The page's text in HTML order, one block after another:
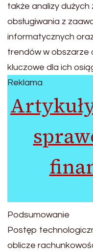
także analizy
obsługiwania z
informatycznych
trendów w obszarze
kluczowe dla ich
Reklama
Podsumowanie
Postęp
oblicze